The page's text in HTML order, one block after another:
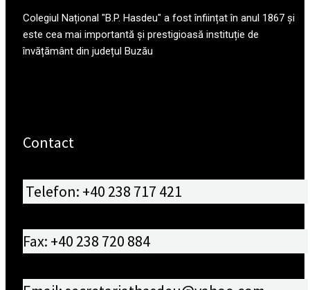
Colegiul Național "B.P. Hasdeu" a fost înființat în anul 1867 și
este cea mai importantă și prestigioasă instituție de
învățământ din județul Buzău
Contact
Telefon: +40 238 717 421
Fax: +40 238 720 884